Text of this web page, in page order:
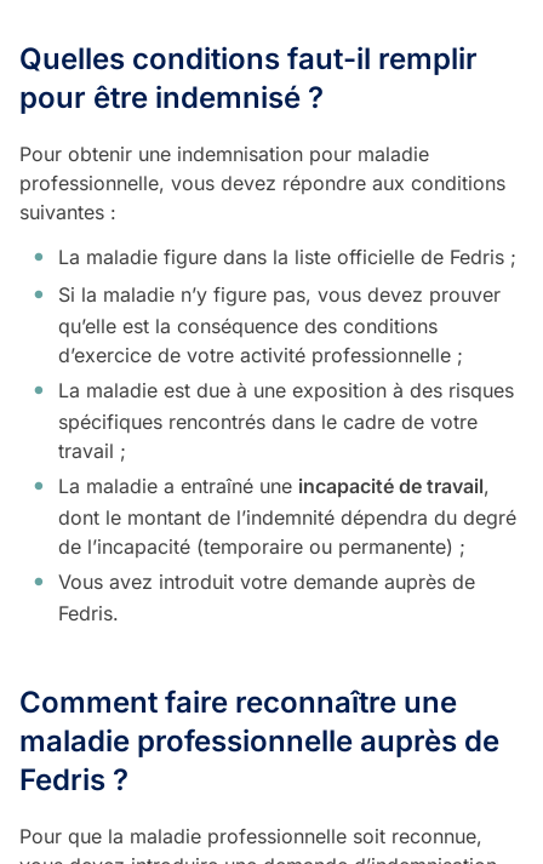
Quelles conditions faut-il remplir
pour être indemnisé ?
Pour obtenir une indemnisation pour maladie
professionnelle, vous devez répondre aux conditions
suivantes :
La maladie figure dans la liste officielle de Fedris ;
Si la maladie n’y figure pas, vous devez prouver
qu’elle est la conséquence des conditions
d’exercice de votre activité professionnelle ;
La maladie est due à une exposition à des risques
spécifiques rencontrés dans le cadre de votre
travail ;
La maladie a entraîné une incapacité de travail,
dont le montant de l’indemnité dépendra du degré
de l’incapacité (temporaire ou permanente) ;
Vous avez introduit votre demande auprès de
Fedris.
Comment faire reconnaître une
maladie professionnelle auprès de
Fedris ?
Pour que la maladie professionnelle soit reconnue,